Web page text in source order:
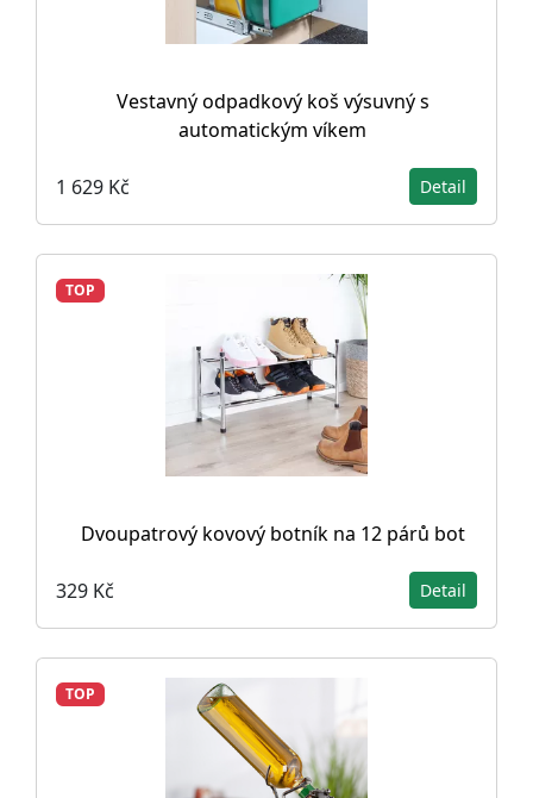
Vestavný odpadkový koš výsuvný s
automatickým víkem
1 629 Kč Detail
TOP
Dvoupatrový kovový botník na 12 párů bot
329 Kč Detail
TOP